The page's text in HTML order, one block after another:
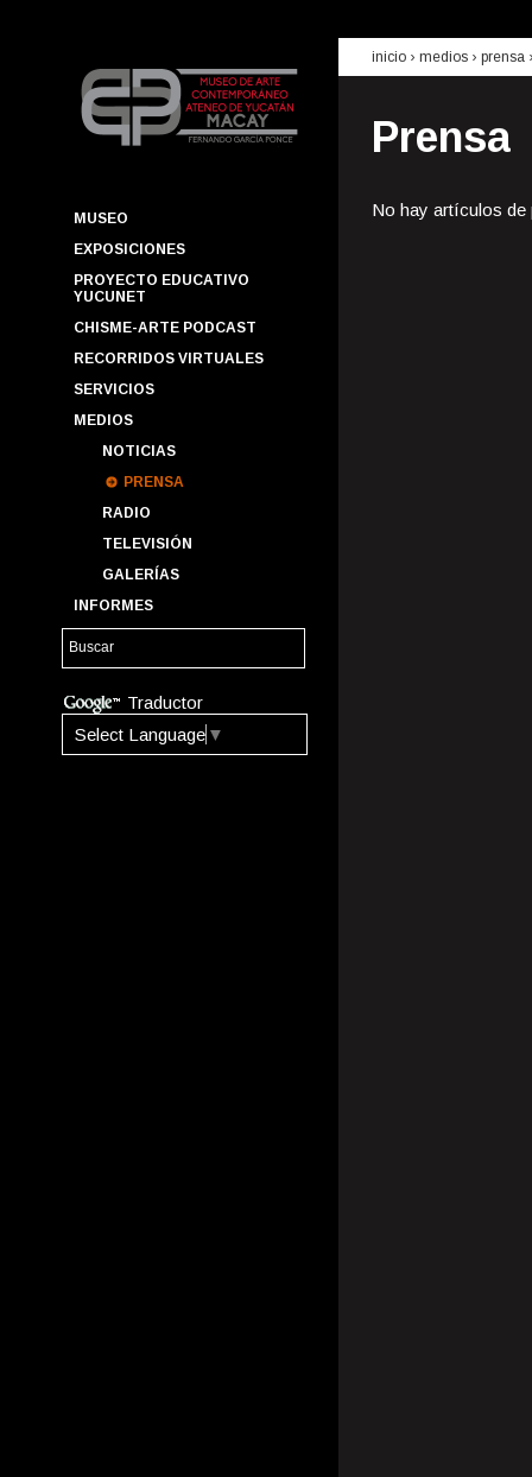
MUSEO
EXPOSICIONES
PROYECTO EDUCATIVO
YUCUNET
CHISME-ARTE PODCAST
RECORRIDOS VIRTUALES
SERVICIOS
MEDIOS
NOTICIAS
PRENSA
RADIO
TELEVISIÓN
GALERÍAS
INFORMES
Traductor
Select Language ▼
inicio › medios › prensa
Prensa
No hay artículos de